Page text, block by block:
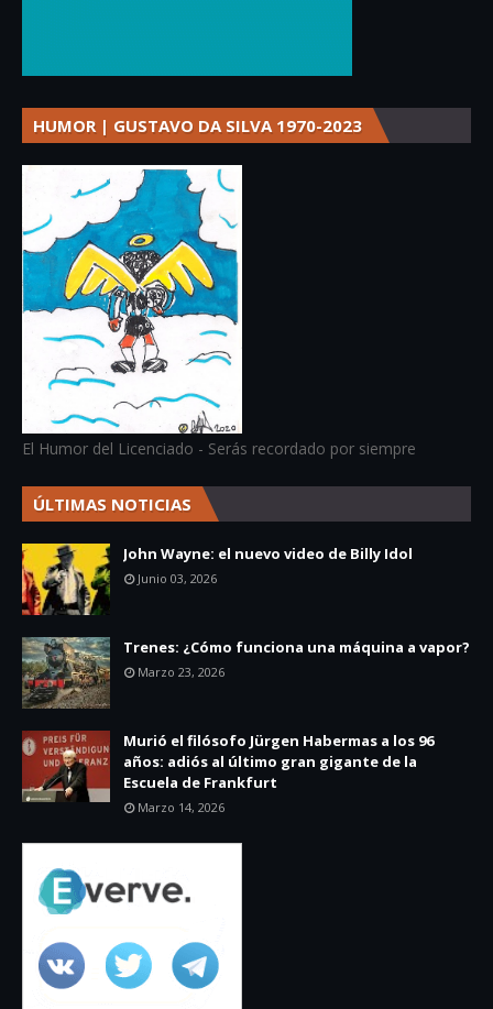
HUMOR | GUSTAVO DA SILVA 1970-2023
El Humor del Licenciado - Serás recordado por siempre
ÚLTIMAS NOTICIAS
John Wayne: el nuevo video de Billy Idol
Junio 03, 2026
Trenes: ¿Cómo funciona una máquina a vapor?
Marzo 23, 2026
Murió el filósofo Jürgen Habermas a los 96
años: adiós al último gran gigante de la
Escuela de Frankfurt
Marzo 14, 2026